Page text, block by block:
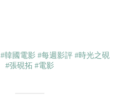
#韓國電影 #每週影評 #時光之硯
#張硯拓 #電影